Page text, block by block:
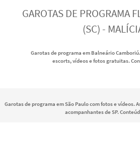
GAROTAS DE PROGRAMA
(SC) -
Garotas de programa em Balneário
escorts, vídeos e fotos gratuitas.
Garotas de programa em São Paulo com fotos e vídeos.
acompanhantes de SP.